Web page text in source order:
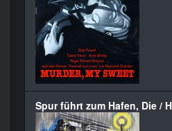
Spur führt zum Hafen, Die /